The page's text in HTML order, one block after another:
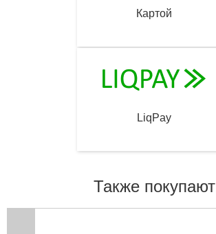
Картой
LiqPay
Также покупают